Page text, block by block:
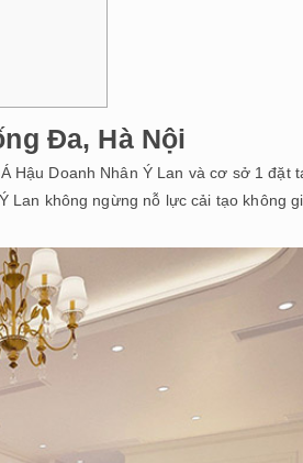
Đa, Hà Nội
Hậu Doanh Nhân Ý Lan và cơ sở 1 đặt
Lan không ngừng nỗ lực cải tạo không